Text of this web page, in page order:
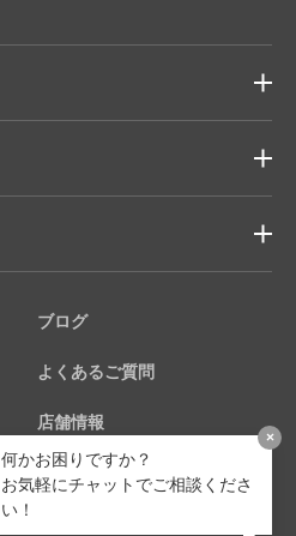
ブログ
よくあるご質問
店舗情報
個人情報保護方針
×
何かお困りですか？
お気軽にチャットでご相談くださ
い！